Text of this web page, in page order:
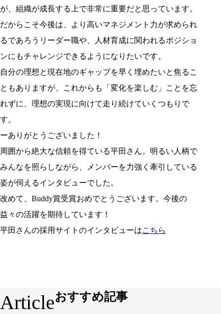
が、組織が成長する上で非常に重要だと思っています。
だからこそ今後は、より高いマネジメント力が求められ
るであろうリーダー職や、人材育成に関われるポジショ
ンにもチャレンジできるようになりたいです。
自分の理想と現在地のギャップを早く埋めたいと焦るこ
ともありますが、これからも「変化を楽しむ」ことを忘
れずに、理想の実現に向けて走り続けていくつもりで
す。
ーありがとうございました！
周囲から絶大な信頼を得ている平田さん。明るい人柄で
みんなを照らしながら、メンバーを力強く牽引している
姿が伺えるインタビューでした。
改めて、Buddy賞受賞おめでとうございます。今後の
益々の活躍を期待しています！
平田さんの採用サイトのインタビューはこちら
おすすめ記事
Article